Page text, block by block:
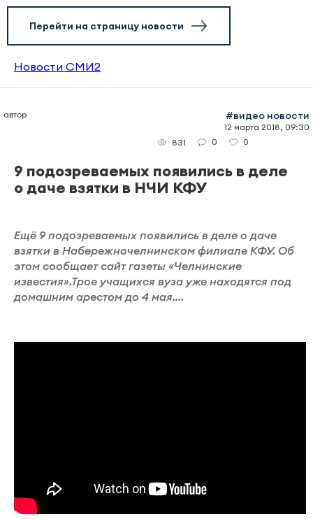
Перейти на страницу новости
Новости СМИ2
автор #видео новости
12 марта 2018, 09:30
831
0 0
9 подозреваемых появились в деле
о даче взятки в НЧИ КФУ
Ещё 9 подозреваемых появились в деле о даче
взятки в Набережночелнинском филиале КФУ. Об
этом сообщает сайт газеты «Челнинские
известия».Трое учащихся вуза уже находятся под
домашним арестом до 4 мая....